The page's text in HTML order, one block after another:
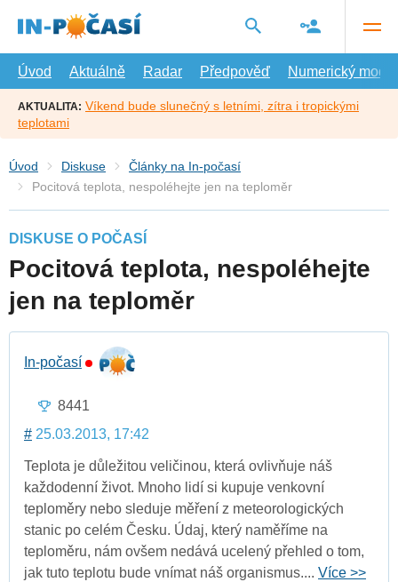
hlavní
Úvod
Aktuálně Radar Předpověď Numerický model
AKTUALITA: Víkend bude slunečný s letními, zítra i tropickými
teplotami
Úvod Diskuse
Články na In-počasí
Pocitová teplota, nespoléhejte jen na teploměr
DISKUSE O POČASÍ
Pocitová teplota, nespoléhejte
jen na teploměr
In-počasí
8441
# 25.03.2013, 17:42
Teplota je důležitou veličinou, která ovlivňuje náš
každodenní život. Mnoho lidí si kupuje venkovní
teploměry nebo sleduje měření z meteorologických
stanic po celém Česku. Údaj, který naměříme na
teploměru, nám ovšem nedává ucelený přehled o tom,
jak tuto teplotu bude vnímat náš organismus.... Více >>